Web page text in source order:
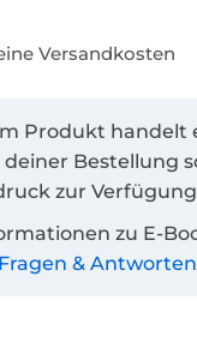
Versandkosten
Produkt handelt
deiner Bestellung
zur
zu E-
Fragen & Antworten